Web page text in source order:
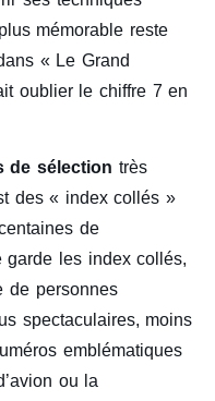
mémorable reste
« Le Grand
oublier le chiffre 7 en
de sélection très
des « index collés »
de
garde les index collés,
de personnes
spectaculaires, moins
emblématiques
ou la